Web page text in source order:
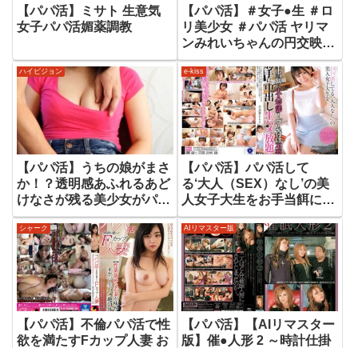
【パパ活】ミサト 生意気
女子パパ活媚薬調教
【パパ活】＃女子●生 ＃ロ
リ美少女 ＃パパ活 ヤリマ
ンみれいちゃんの円交映像
新田みれい
ハイビジョン
【パパ活】うちの娘がまさ
か！？透明感あふれるあど
けなさが残る美少女がパパ
活！？大量潮吹きでエッチ
の虜に！
e-kiss
【パパ活】パパ活して
る‘大人（SEX）なし’の美
人女子大生をお手当餌に大
人交渉！ゴム付け不要！勝
手に中出し生ハメ放題！！
小鳥遊ももえ
シャーク
【パパ活】不倫パパ活で性
欲を満たすFカップ人妻 お
AIリマスター版
【パパ活】【AIリマスター
版】催●人形 2 ～時計仕掛